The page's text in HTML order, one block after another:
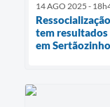
14 AGO 2025 -
tem resultados
em Sertãozinho